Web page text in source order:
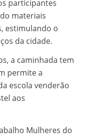
participantes
materiais
estimulando o
da cidade.
a caminhada tem
permite a
escola venderão
aos
Mulheres do